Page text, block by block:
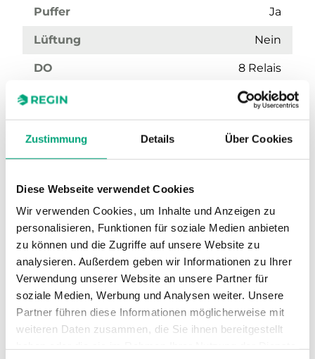
Zustimmung Details Über Cookies
Diese Webseite verwendet Cookies
Wir verwenden Cookies, um Inhalte und Anzeigen zu
personalisieren, Funktionen für soziale Medien anbieten
zu können und die Zugriffe auf unsere Website zu
analysieren. Außerdem geben wir Informationen zu Ihrer
Verwendung unserer Website an unsere Partner für
soziale Medien, Werbung und Analysen weiter. Unsere
Partner führen diese Informationen möglicherweise mit
weiteren Daten zusammen, die Sie ihnen bereitgestellt
Puffer Ja
Lüftung Nein
DO 8 Relais
RU98.L2
Fernwärme Nein
BWW/Solar Nein
Heizkreis Nein
Puffer Nein